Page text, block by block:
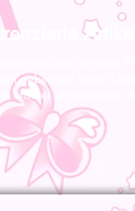
Artikel
originale
geben wir keine
unserer angebotenen